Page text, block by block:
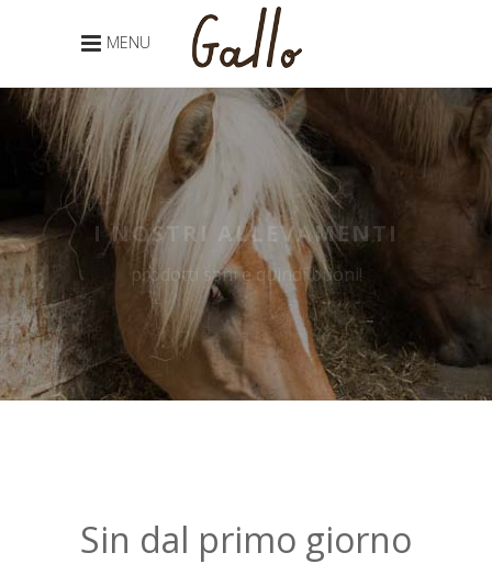
MENU
I NOSTRI ALLEVAMENTI
prodotti sani e quindi buoni!
Sin dal primo giorno